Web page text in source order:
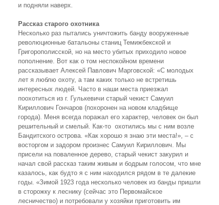
и подняли наверх.
Рассказ старого охотника
Несколько раз пытались уничтожить банду вооруженные
революционные батальоны станиц Темижбекской и
Григорополисской, но на место убитых приходило новое
пополнение. Вот как о том неспокойном времени
рассказывает Алексей Павлович Марговской: «С молодых
лет я люблю охоту, а там каких только не встретишь
интересных людей. Часто в наши места приезжал
поохотиться из г. Гулькевичи старый чекист Самуил
Кириллович Гончаров (похоронен на новом кладбище
города). Меня всегда поражал его характер, человек он был
решительный и смелый. Как-то охотились мы с ним возле
Бандитского острова. «Как хорошо я знаю эти места!», – с
восторгом и задором произнес Самуил Кириллович. Мы
присели на поваленное дерево, старый чекист закурил и
начал свой рассказ таким живым и бодрым голосом, что мне
казалось, как будто я с ним находился рядом в те далекие
годы. «Зимой 1923 года несколько человек из банды пришли
в сторожку к леснику (сейчас это Первомайское
лесничество) и потребовали у хозяйки приготовить им